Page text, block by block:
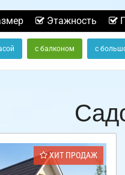
Этажность
с балконом с
ХИТ ПРОДАЖ